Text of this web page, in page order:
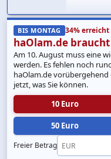
BIS MONTAG 34% erreicht
haOlam.de
Am 10. August muss eine
werden. Es fehlen noch
haOlam.de
jetzt, was Sie können.
10 Euro
50 Euro
Freier Betrag